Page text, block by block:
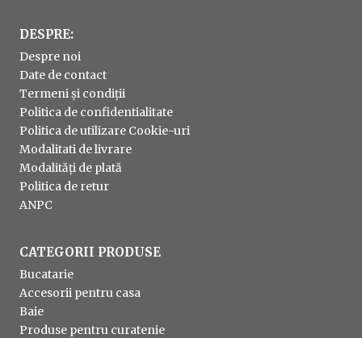
DESPRE:
Despre noi
Date de contact
Termeni și condiții
Politica de confidentialitate
Politica de utilizare Cookie-uri
Modalitati de livrare
Modalități de plată
Politica de retur
ANPC
CATEGORII PRODUSE
Bucatarie
Accesorii pentru casa
Baie
Produse pentru curatenie